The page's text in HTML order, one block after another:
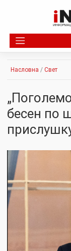
Насловна / Свет
бесен по